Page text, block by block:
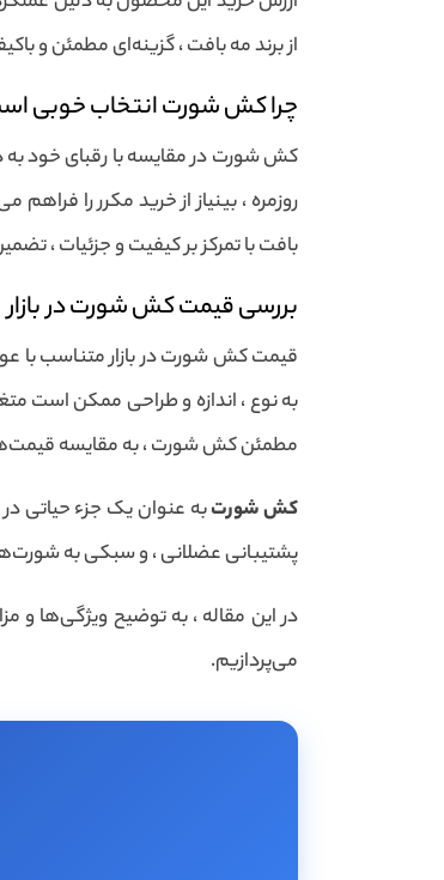
از برند مه بافت ، گزینه‌ای مطمئن و
چرا کش شورت انتخاب خوبی
کش شورت در مقایسه با رقبای خود به
روزمره ، بینیاز از خرید مکرر را
بافت با تمرکز بر کیفیت و جزئیات ،
بررسی قیمت کش شورت در بازار
قیمت کش شورت در بازار متناسب با
به نوع ، اندازه و طراحی ممکن است
مطمئن کش شورت ، به مقایسه قیمت‌ها
کش شورتبه عنوان یک جزء حیاتی
پشتیبانی عضلانی ، و سبکی به
در این مقاله ، به توضیح ویژگی‌ها و
می‌پردازیم.